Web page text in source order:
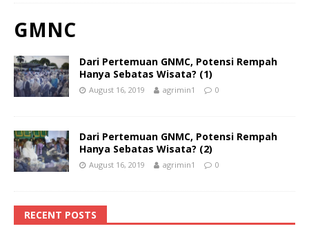
GMNC
Dari Pertemuan GNMC, Potensi Rempah
Hanya Sebatas Wisata? (1)
August 16, 2019 agrimin1 0
Dari Pertemuan GNMC, Potensi Rempah
Hanya Sebatas Wisata? (2)
August 16, 2019 agrimin1 0
RECENT POSTS